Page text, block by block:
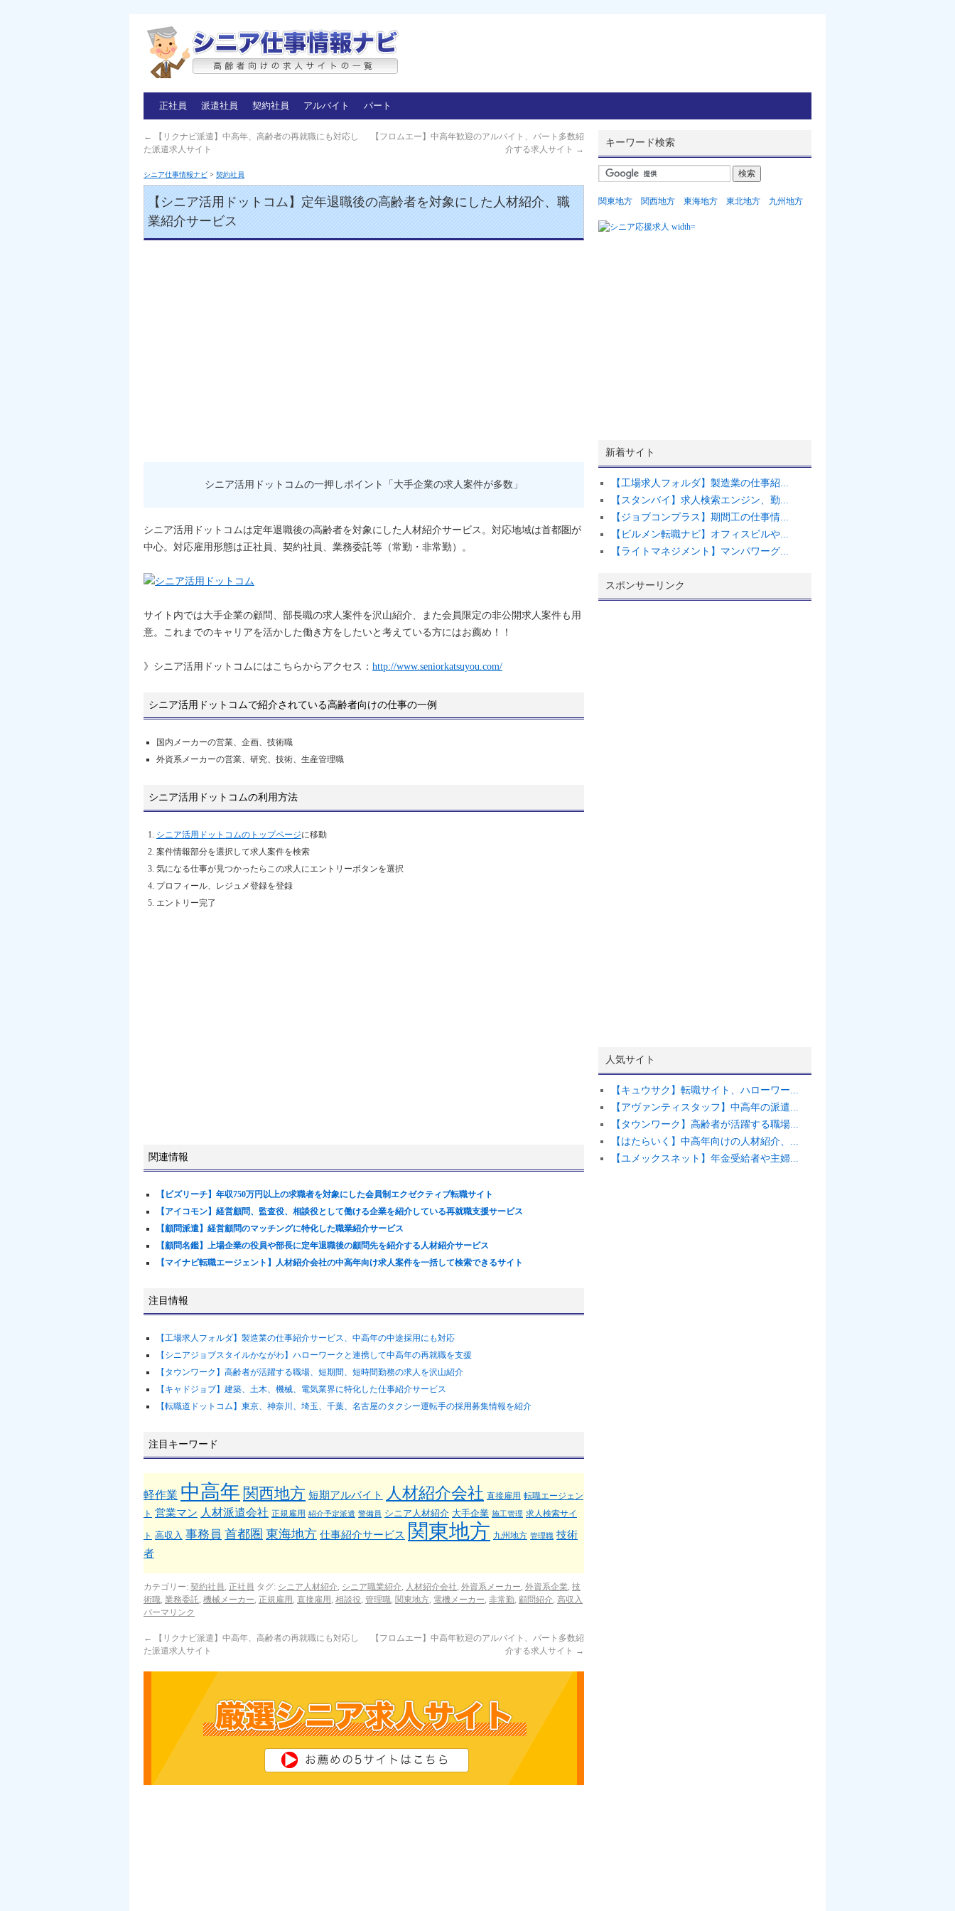
正社員 派遣社員 契約社員 アルバイト パート
←
【リクナビ派遣】中高年、高齢者の再就職にも対応し
た派遣求人サイト
【フロムエー】中高年歓迎のアルバイト、パート多数紹
介する求人サイト →
シニア仕事情報ナビ > 契約社員
【シニア活用ドットコム】定年退職後の高齢者を対象にした人材紹介、職
業紹介サービス
シニア活用ドットコムの一押しポイント「大手企業の求人案件が多数」
シニア活用ドットコムは定年退職後の高齢者を対象にした人材紹介サービス。対応地域は首都圏が
中心。対応雇用形態は正社員、契約社員、業務委託等（常勤・非常勤）。
サイト内では大手企業の顧問、部長職の求人案件を沢山紹介、また会員限定の非公開求人案件も用
意。これまでのキャリアを活かした働き方をしたいと考えている方にはお薦め！！
》シニア活用ドットコムにはこちらからアクセス： http://www.seniorkatsuyou.com/
シニア活用ドットコムで紹介されている高齢者向けの仕事の一例
国内メーカーの営業、企画、技術職
外資系メーカーの営業、研究、技術、生産管理職
シニア活用ドットコムの利用方法
シニア活用ドットコムのトップページに移動
案件情報部分を選択して求人案件を検索
気になる仕事が見つかったらこの求人にエントリーボタンを選択
プロフィール、レジュメ登録を登録
エントリー完了
関連情報
【ビズリーチ】年収750万円以上の求職者を対象にした会員制エクゼクティブ転職サイト
【アイコモン】経営顧問、監査役、相談役として働ける企業を紹介している再就職支援サービス
【顧問派遣】経営顧問のマッチングに特化した職業紹介サービス
【顧問名鑑】上場企業の役員や部長に定年退職後の顧問先を紹介する人材紹介サービス
【マイナビ転職エージェント】人材紹介会社の中高年向け求人案件を一括して検索できるサイト
注目情報
【工場求人フォルダ】製造業の仕事紹介サービス、中高年の中途採用にも対応
【シニアジョブスタイルかながわ】ハローワークと連携して中高年の再就職を支援
【タウンワーク】高齢者が活躍する職場、短期間、短時間勤務の求人を沢山紹介
【キャドジョブ】建築、土木、機械、電気業界に特化した仕事紹介サービス
【転職道ドットコム】東京、神奈川、埼玉、千葉、名古屋のタクシー運転手の採用募集情報を紹介
注目キーワード
軽作業 中高年 関西地方 短期アルバイト 人材紹介会社 直接雇用 転職エージェン
ト 営業マン 人材派遣会社 正規雇用 紹介予定派遣 警備員 シニア人材紹介 大手企業 施工管理 求人検索サイ
ト 高収入 事務員 首都圏 東海地方 仕事紹介サービス 関東地方 九州地方 管理職 技術
者
カテゴリー: 契約社員, 正社員 タグ: シニア人材紹介, シニア職業紹介, 人材紹介会社, 外資系メーカー, 外資系企業, 技
術職, 業務委託, 機械メーカー, 正規雇用 , 直接雇用 , 相談役, 管理職, 関東地方, 電機メーカー, 非常勤, 顧問紹介, 高収入
パーマリンク
←
【リクナビ派遣】中高年、高齢者の再就職にも対応し
た派遣求人サイト
【フロムエー】中高年歓迎のアルバイト、パート多数紹
介する求人サイト →
キーワード検索
関東地方 関西地方 東海地方 東北地方 九州地方
新着サイト
【工場求人フォルダ】製造業の仕事紹...
【スタンバイ】求人検索エンジン、勤...
【ジョブコンプラス】期間工の仕事情...
【ビルメン転職ナビ】オフィスビルや...
【ライトマネジメント】マンパワーグ...
スポンサーリンク
人気サイト
【キュウサク】転職サイト、ハローワー...
【アヴァンティスタッフ】中高年の派遣...
【タウンワーク】高齢者が活躍する職場...
【はたらいく】中高年向けの人材紹介、...
【ユメックスネット】年金受給者や主婦...